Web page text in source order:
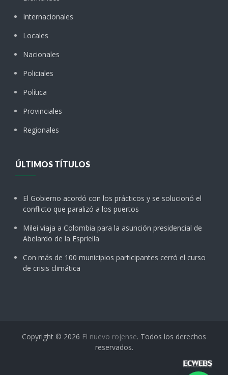
Internacionales
Locales
Nacionales
Policiales
Política
Provinciales
Regionales
ÚLTIMOS TÍTULOS
El Gobierno acordó con los prácticos y se solucionó el
conflicto que paralizó a los puertos
Milei viaja a Colombia para la asunción presidencial de
Abelardo de la Espriella
Con más de 100 municipios participantes cerró el curso
de crisis climática
Copyright © 2026 El nuevo rojense. Todos los derechos
reservados.